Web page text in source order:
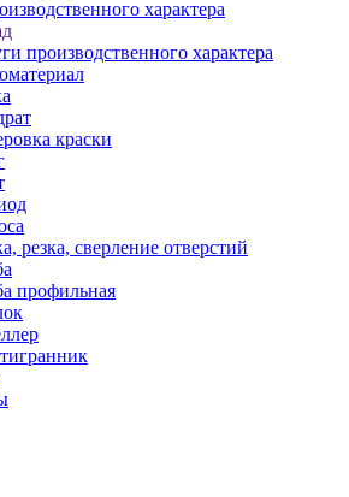
характера
производственного характера
краски
резка, сверление отверстий
профильная